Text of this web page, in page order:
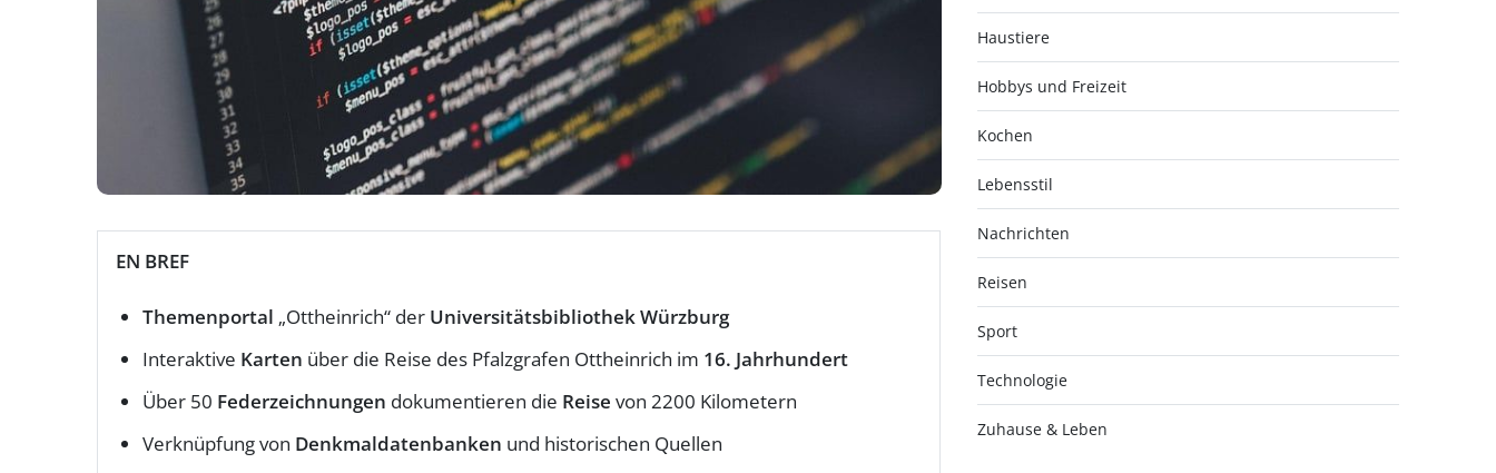
EN BREF
Themenportal „Ottheinrich“ der Universitätsbibliothek Würzburg
Interaktive Karten über die Reise des Pfalzgrafen Ottheinrich im 16. Jahrhundert
Über 50 Federzeichnungen dokumentieren die Reise von 2200 Kilometern
Verknüpfung von Denkmaldatenbanken und historischen Quellen
Haustiere
Hobbys und Freizeit
Kochen
Lebensstil
Nachrichten
Reisen
Sport
Technologie
Zuhause & Leben